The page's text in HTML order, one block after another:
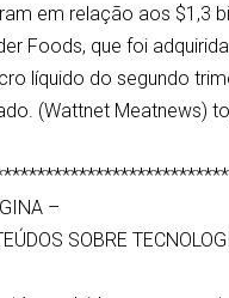
em relação aos $1,3
Foods, que foi
líquido do segundo
(Wattnet Meatnews)
–
SOBRE